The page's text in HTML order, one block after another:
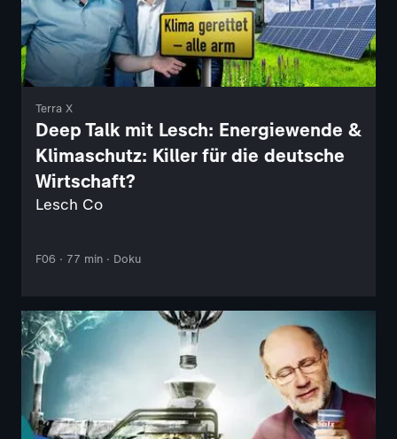
Terra X
Deep Talk mit Lesch: Energiewende &
Klimaschutz: Killer für die deutsche
Wirtschaft?
Lesch Co
F06 · 77 min · Doku